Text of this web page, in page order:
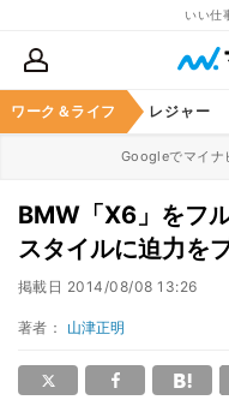
いい仕
ワーク＆ライフ
スケア グルメ レジャー
Googleでマイナ
BMW「X6」をフ
スタイルに迫力を
掲載日 2014/08/08 13:26
著者： 山津正明